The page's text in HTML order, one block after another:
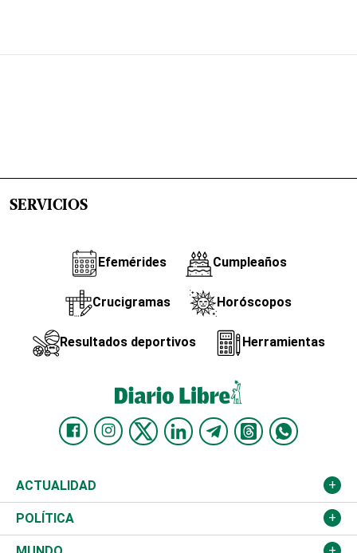
SERVICIOS
Efemérides Cumpleaños
Crucigramas Horóscopos
Resultados deportivos Herramientas
ACTUALIDAD
Nacional
Ciudad
POLÍTICA